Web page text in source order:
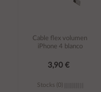
Cable flex volumen
iPhone 4 blanco
3,90 €
Stocks (0)